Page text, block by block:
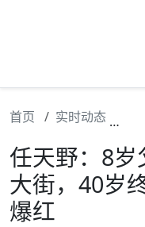
首页 实时动态
任天野：8
大街，40岁
爆红